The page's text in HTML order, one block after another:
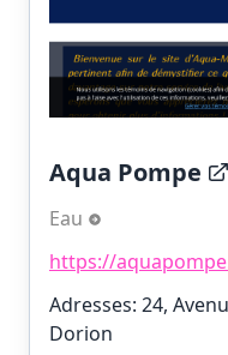
Aqua Pompe
Eau
https://
Adresses: 24,
Dorion